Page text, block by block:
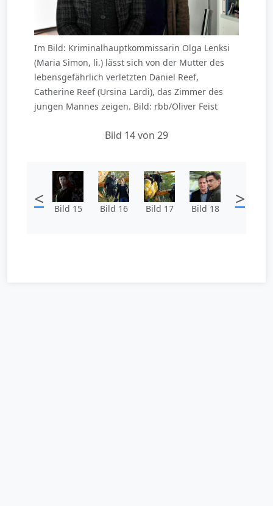
Im Bild: Kriminalhauptkommissarin Olga Lenksi
(Maria Simon, li.) lässt sich von der Mutter des
lebensgefährlich verletzten Daniel Reef,
Catherine Reef (Ursina Lardi), das Zimmer des
jungen Mannes zeigen. Bild: rbb/Oliver Feist
Bild 14 von 29
< Bild 15 Bild 16 Bild 17 Bild 18 >